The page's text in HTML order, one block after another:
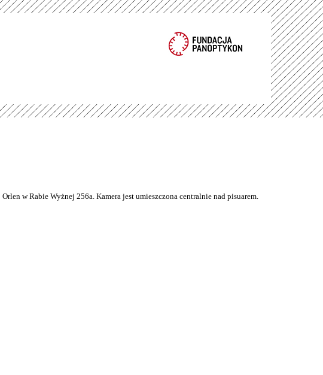
w Rabie Wyżnej 256a. Kamera jest umieszczona centralnie nad pisuarem.